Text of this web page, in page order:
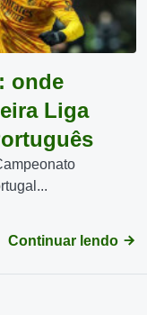
onde
Liga
Continuar lendo